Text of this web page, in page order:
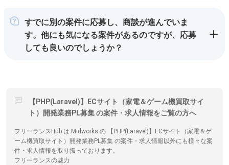
すでに別の案件に応募し、商談が進んでいま
す。他にも気になる案件があるのですが、応募
しても良いのでしょうか？
【PHP(Laravel)】ECサイト（家電＆ゲーム機買取サイ
ト）開発業務PL募集 の案件・求人情報をご覧の方へ
フリーランスHub は Midworks の 【PHP(Laravel)】ECサイト（家電＆ゲ
ーム機買取サイト）開発業務PL募集 の案件・求人情報以外にも様々な案
件・求人情報を取り扱っております。
フリーランスの魅力